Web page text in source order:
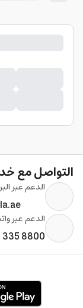
التواصل مع
الدعم عبر
الدعم عبر
335 8800